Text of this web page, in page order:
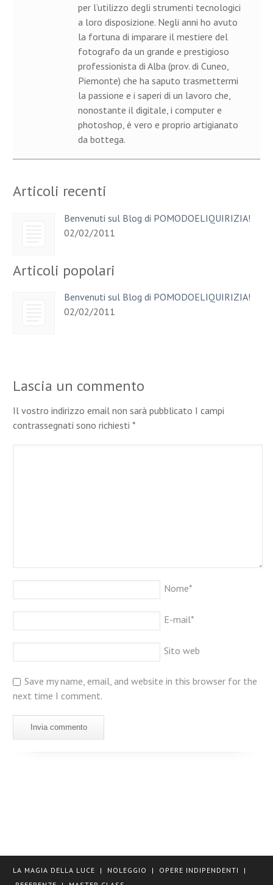
per l’utilizzo degli strumenti tecnologici
a loro disposizione. Negli anni ho avuto
la fortuna di imparare il mestiere del
fotografo da un grande e prestigioso
professionista di Alba (prov. di Cuneo,
Piemonte) che ha saputo trasmettermi
la passione e i saperi di un lavoro che,
nonostante il digitale, i computer e
photoshop, è vero e proprio artigianato
da bottega.
Articoli recenti
Benvenuti sul Blog di POMODOELIQUIRIZIA!
02/02/2011
Articoli popolari
Benvenuti sul Blog di POMODOELIQUIRIZIA!
02/02/2011
Lascia un commento
Il vostro indirizzo email non sarà pubblicato I campi
contrassegnati sono richiesti*
Nome*
E-mail*
Sito web
Save my name, email, and website in this browser for the
next time I comment.
LA MAGIA DELLA LUCE | NOLEGGIO | OPERE INDIPENDENTI
|